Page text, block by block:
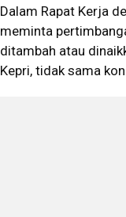
Dalam Rapat Kerja
meminta
ditambah atau
Kepri, tidak sama